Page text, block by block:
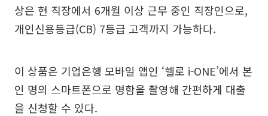
상은 현 직장에서 6개월 이상 근무 중인 직장인으로,
개인신용등급(CB) 7등급 고객까지 가능하다.
이 상품은 기업은행 모바일 앱인 ‘헬로 i-ONE’에서 본
인 명의 스마트폰으로 명함을 촬영해 간편하게 대출
을 신청할 수 있다.